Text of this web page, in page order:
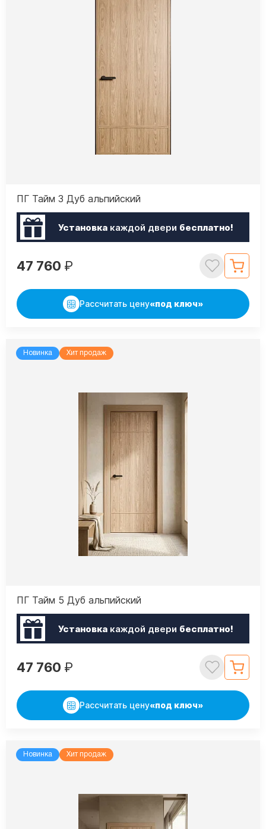
ПГ Тайм 3 Дуб альпийский
Установкакаждой двери бесплатно!
47 760 ₽
Рассчитать цену«под ключ»
Новинка Хит продаж
ПГ Тайм 5 Дуб альпийский
Установкакаждой двери бесплатно!
47 760 ₽
Рассчитать цену«под ключ»
Новинка Хит продаж